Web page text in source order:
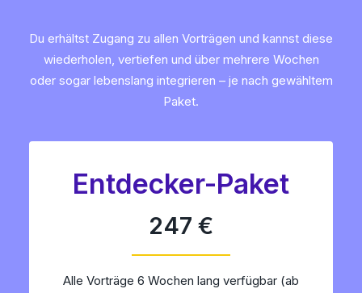
Du erhältst Zugang zu allen Vorträgen und kannst diese
wiederholen, vertiefen und über mehrere Wochen
oder sogar lebenslang integrieren – je nach gewähltem
Paket.
Entdecker-Paket
247 €
Alle Vorträge 6 Wochen lang verfügbar (ab